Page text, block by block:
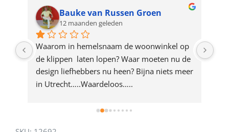
product
Bauke van Russen Groen
12 maanden geleden
Waarom in hemelsnaam de woonwinkel op
de klippen  laten lopen? Waar moeten nu de
design liefhebbers nu heen? Bijna niets meer
in Utrecht…..Waardeloos…..